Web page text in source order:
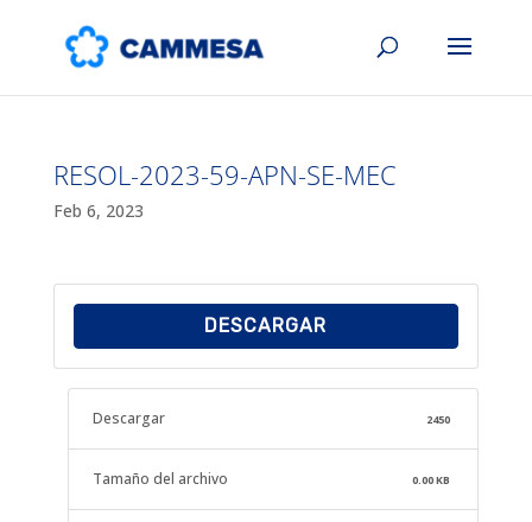
RESOL-2023-59-APN-SE-MEC
Feb 6, 2023
DESCARGAR
Descargar 2450
Tamaño del archivo 0.00 KB